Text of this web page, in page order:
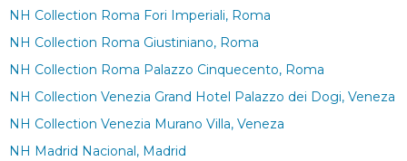
NH Collection Roma Fori Imperiali, Roma
NH Collection Roma Giustiniano, Roma
NH Collection Roma Palazzo Cinquecento, Roma
NH Collection Venezia Grand Hotel Palazzo dei Dogi, Veneza
NH Collection Venezia Murano Villa, Veneza
NH Madrid Nacional, Madrid